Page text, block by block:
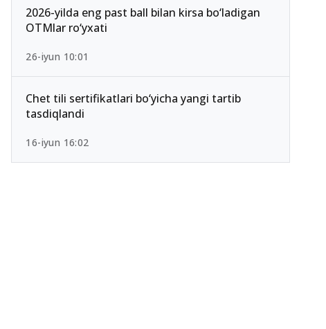
2026-yilda eng past ball bilan kirsa bo‘ladigan
OTMlar ro‘yxati
26-iyun 10:01
Chet tili sertifikatlari bo‘yicha yangi tartib
tasdiqlandi
16-iyun 16:02